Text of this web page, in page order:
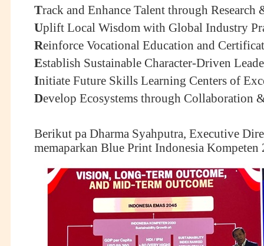
Track and Enhance Talent through Research
Uplift Local Wisdom with Global Industry
Reinforce Vocational Education and
Establish Sustainable Character-Driven
Initiate Future Skills Learning Centers of
Develop Ecosystems through Collaboration
Berikut pa Dharma Syahputra, Executive
memaparkan Blue Print Indonesia Kompeten